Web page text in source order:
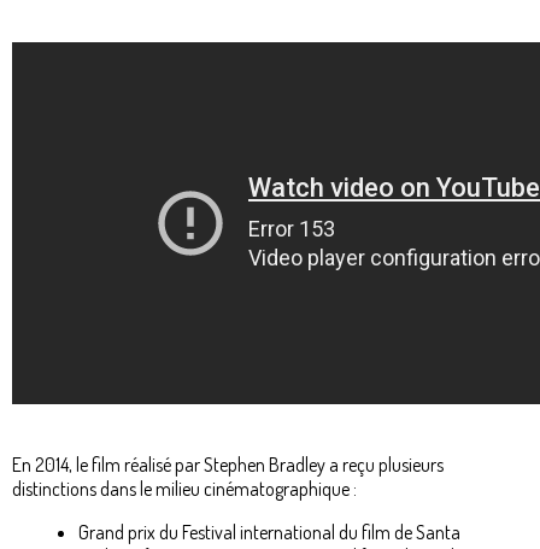
En 2014, le film réalisé par Stephen Bradley a reçu plusieurs
distinctions dans le milieu cinématographique :
Grand prix du Festival international du film de Santa